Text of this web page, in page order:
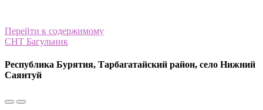
Перейти к содержимому
СНТ Багульник
Республика Бурятия, Тарбагатайский район, село Нижний
Саянтуй
Переключить
Переключить